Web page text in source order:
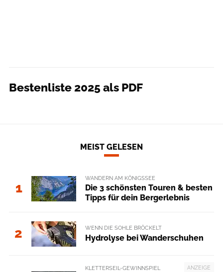
Bestenliste 2025 als PDF
MEIST GELESEN
1
WANDERN AM KÖNIGSSEE
Die 3 schönsten Touren & besten
Tipps für dein Bergerlebnis
2 WENN DIE SOHLE BRÖCKELT
Hydrolyse bei Wanderschuhen
ANZEIGE
KLETTERSEIL-GEWINNSPIEL